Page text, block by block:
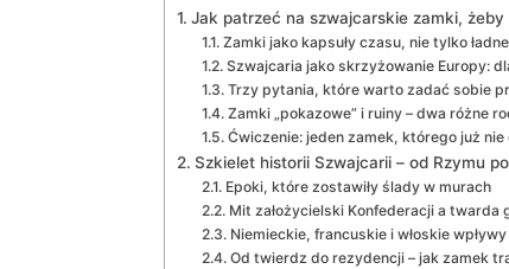
Jak patrzeć na szwajcarskie zamki, żeby
Zamki jako kapsuły czasu, nie tylko
Szwajcaria jako skrzyżowanie Europy:
Trzy pytania, które warto zadać sobie
Zamki „pokazowe” i ruiny – dwa różne
Ćwiczenie: jeden zamek, którego już
Szkielet historii Szwajcarii – od Rzymu
Epoki, które zostawiły ślady w murach
Mit założycielski Konfederacji a twarda
Niemieckie, francuskie i włoskie
Od twierdz do rezydencji – jak zamek